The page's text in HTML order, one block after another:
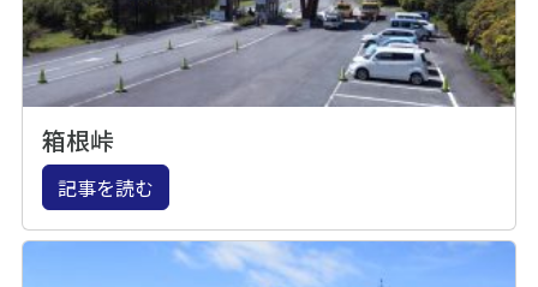
箱根峠
記事を読む